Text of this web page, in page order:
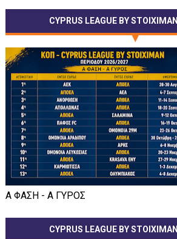
CYPRUS LEAGUE BY
Α ΦΑΣΗ - Α ΓΥΡΟΣ
CYPRUS LEAGUE BY